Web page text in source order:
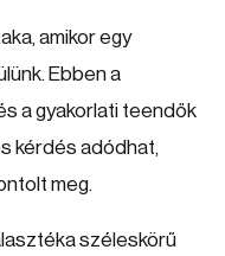
amikor egy
Ebben a
a gyakorlati teendők
kérdés adódhat,
meg.
széleskörű